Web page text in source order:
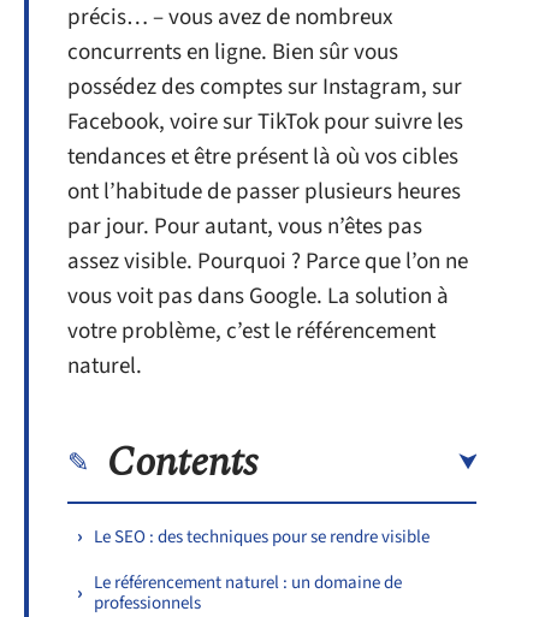
précis… – vous avez de nombreux
concurrents en ligne. Bien sûr vous
possédez des comptes sur Instagram, sur
Facebook, voire sur TikTok pour suivre les
tendances et être présent là où vos cibles
ont l’habitude de passer plusieurs heures
par jour. Pour autant, vous n’êtes pas
assez visible. Pourquoi ? Parce que l’on ne
vous voit pas dans Google. La solution à
votre problème, c’est le référencement
naturel.
Contents
Le SEO : des techniques pour se rendre visible
Le référencement naturel : un domaine de
professionnels